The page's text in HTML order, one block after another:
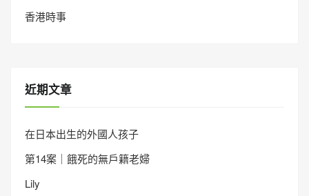
香港時事
近期文章
在日本出生的外國人孩子
第14案｜餓死的無戶籍老婦
Lily